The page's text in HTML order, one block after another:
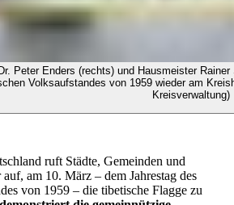
Volksaufstandes von 1959 wieder am
Kreisverwaltung)
ruft Städte, Gemeinden und
am 10. März – dem Jahrestag des
von 1959 – die tibetische Flagge zu